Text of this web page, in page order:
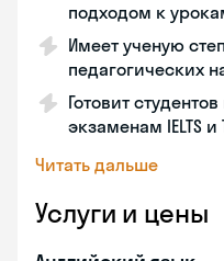
подходом к
Имеет ученую
педагогических
Готовит
экзаменам IELTS и
Читать дальше
Услуги и цены